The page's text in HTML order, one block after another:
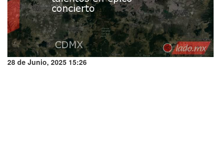
28 de Junio, 2025 15:26